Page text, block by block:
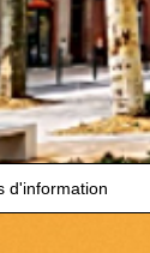
d'information